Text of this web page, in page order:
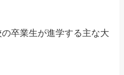
卒業生が進学する主な大